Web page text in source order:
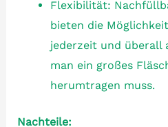
Flexibilität:
bieten die
jederzeit und überall
man ein großes
herumtragen muss.
Nachteile: